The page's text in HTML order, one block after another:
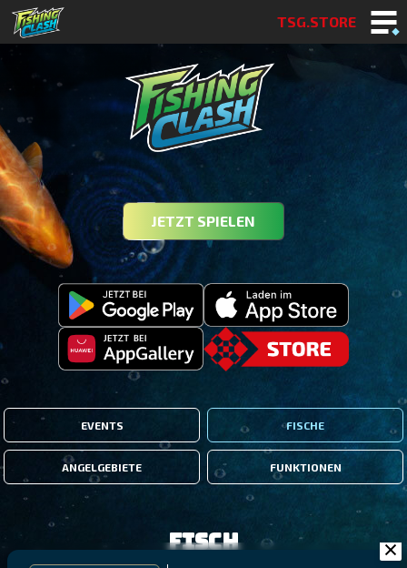
TSG.STORE
JETZT SPIELEN
EVENTS FISCHE
ANGELGEBIETE FUNKTIONEN
Fisch